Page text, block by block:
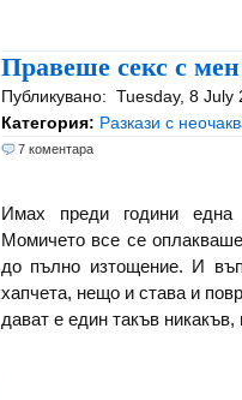
Правеше секс с
Публикувано: Tuesday, 8
Категория: Разкази с
7 коментара
Имах преди години
Момичето все се
до пълно изтощение. И
хапчета, нещо и става и
дават е един такъв